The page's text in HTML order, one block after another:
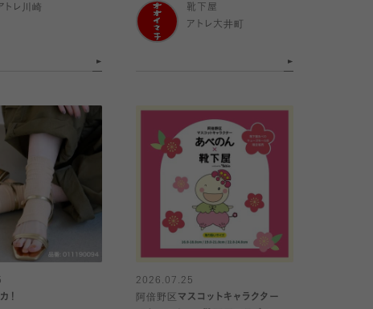
トレ川崎
靴下屋
アトレ大井町
！
2026.07.25
阿倍野区マスコットキャラクター